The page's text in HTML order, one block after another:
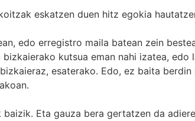
eskatzen duen hitz egokia
edo erregistro maila batean zein
kutsua eman nahi izatea, edo
bizkaieraz, esaterako. Edo, ez baita
Eta gauza bera gertatzen da